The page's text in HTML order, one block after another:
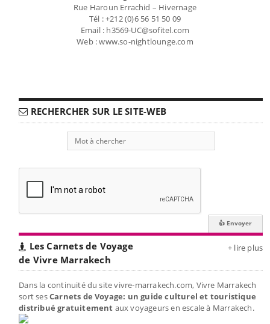
Rue Haroun Errachid – Hivernage
Tél : +212 (0)6 56 51 50 09
Email : h3569-UC@sofitel.com
Web : www.so-nightlounge.com
RECHERCHER SUR LE SITE-WEB
Les Carnets de Voyage
de Vivre Marrakech
+ lire plus
Dans la continuité du site vivre-marrakech.com, Vivre Marrakech
sort sesCarnets de Voyage: un guide culturel et touristique
distribué gratuitement aux voyageurs en escale à Marrakech.